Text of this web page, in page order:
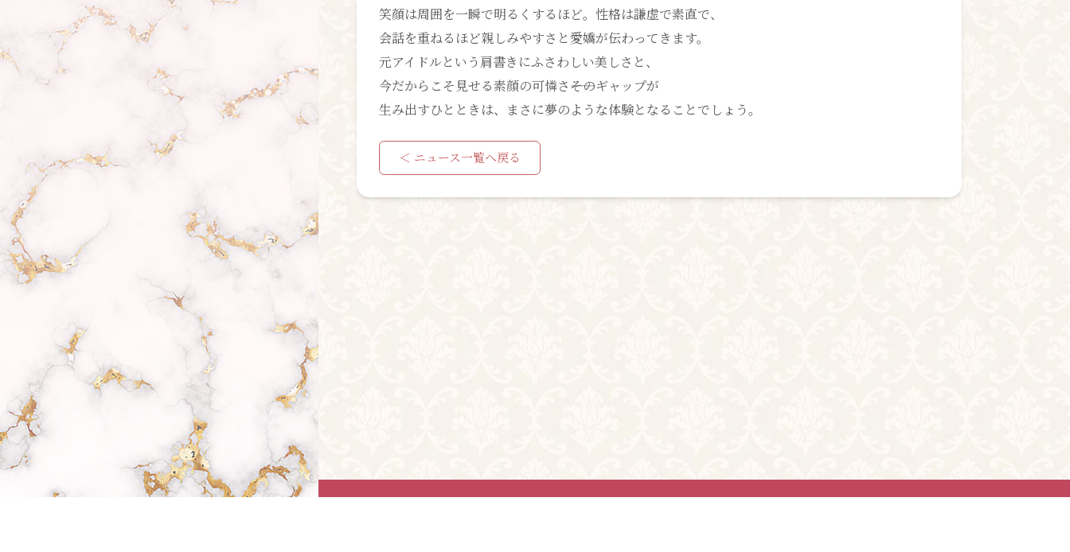
笑顔は周囲を一瞬で明るくするほど。性格は謙虚で素直で、
会話を重ねるほど親しみやすさと愛嬌が伝わってきます。
元アイドルという肩書きにふさわしい美しさと、
今だからこそ見せる素顔の可憐さ――そのギャップが
生み出すひとときは、まさに夢のような体験となることでしょう。
＜ ニュース一覧へ戻る